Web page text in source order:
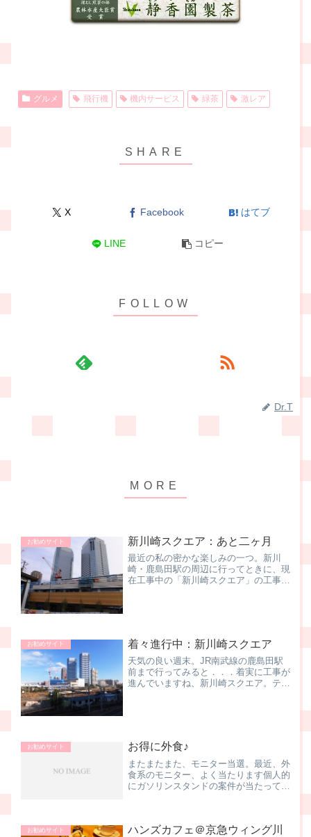
グルメ 飛行機 機内サービス 緑茶 激レア
X Facebook はてブ
LINE コピー
Dr.T
お勧めサイト 新川崎スクエア：あと二ヶ月
最近の私の密かな楽しみの一つ。新川
崎・鹿島田駅の周辺に行ってときに、現
在工事中の「新川崎スクエア」の工事現
お勧めサイト 着々進行中：新川崎スクエア
天気の良い週末。JR南武線の鹿島田駅
前まで行ってみると．．．着実に工事が
進んでいますね、新川崎スクエア。テナ
お勧めサイト お得に外食♪
またまたまた、モニター当選。最近、外
食系のモニター、よく当たります個人的
にガソリンスタンドの案件が当たって欲
鳥メイン。アルコール飲料...
お勧めサイト
ハンズカフェ＠京急ウィング川